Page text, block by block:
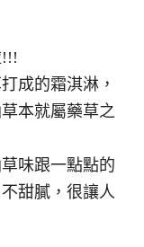
成的霜淇淋，
本就屬藥草之
味跟一點點的
甜膩，很讓人